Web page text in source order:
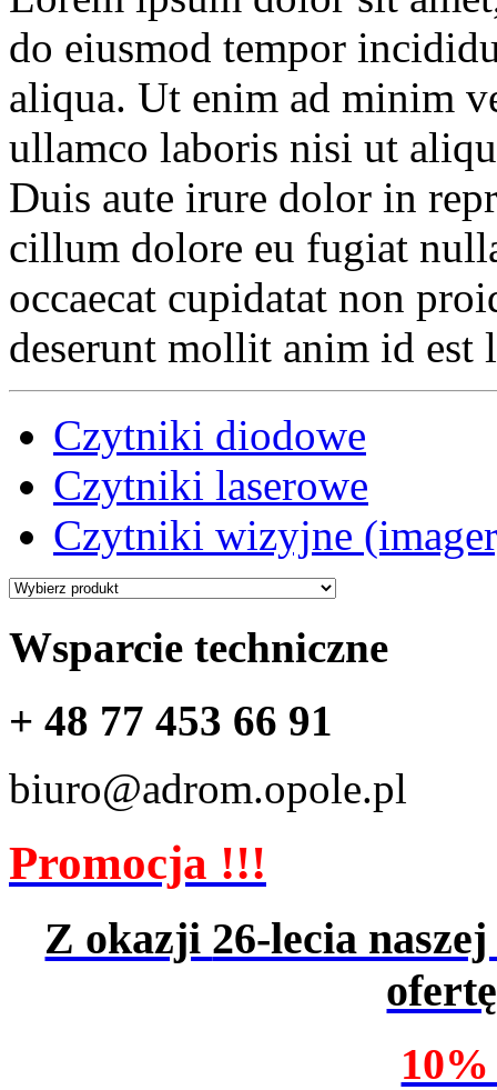
do eiusmod tempor
aliqua. Ut enim ad minim
ullamco laboris nisi ut
Duis aute irure dolor in
cillum dolore eu fugiat
occaecat cupidatat non
deserunt mollit anim id est
Czytniki diodowe
Czytniki laserowe
Czytniki wizyjne
Wsparcie techniczne
+ 48 77 453 66 91
biuro@adrom.opole.pl
Promocja !!!
Z okazji 26-lecia